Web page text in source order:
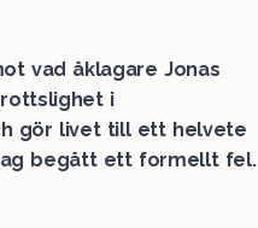
vad åklagare Jonas
i
gör livet till ett helvete
begått ett formellt fel.